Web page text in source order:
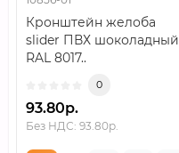
Кронштейн желоба
slider ПВХ шоколадный
RAL 8017..
0
93.80р.
Без НДС: 93.80р.